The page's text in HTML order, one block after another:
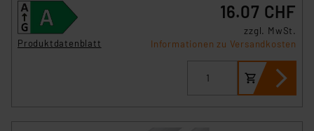
Produktdatenblatt
16.07 CHF
zzgl. MwSt.
Informationen zu Versandkosten